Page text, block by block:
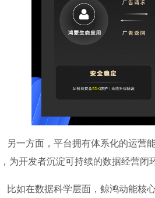
另一方面，平台拥有体系化的运营
为开发者沉淀可持续的数据经营闭
比如在数据科学层面，鲸鸿动能核